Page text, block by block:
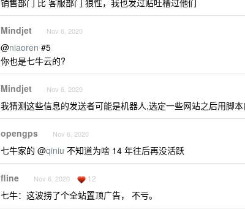
销售部门 比 客服部门 狼性，我也发过贴吐槽过他们
Mindjet Nov 6, 2020
@niaoren #5
你也是七牛云的?
Mindjet Nov 6, 2020
我猜测这些信息的发送者可能是机器人,选定一些网站之后用脚
opengps Nov 6, 2020
七牛家的 @qiniu 不知道为啥 14 年往后再没活跃
fline Nov 6, 2020 12
七牛：这波捞了个全站置顶广告， 不亏。